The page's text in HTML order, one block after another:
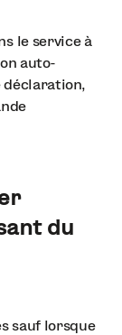
le service à
auto-
déclaration,
du
sauf lorsque